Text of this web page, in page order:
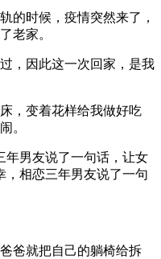
的时候，疫情突然来了，
老家。
，因此这一次回家，是我
，变着花样给我做好吃
。
爸就把自己的躺椅给拆